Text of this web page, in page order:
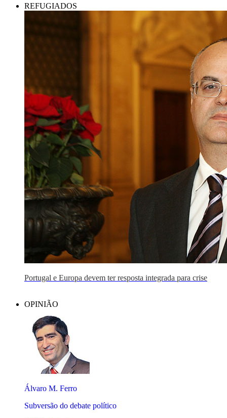
REFUGIADOS
Portugal e Europa devem ter resposta integrada para crise
OPINIÃO
Álvaro M. Ferro
Subversão do debate político